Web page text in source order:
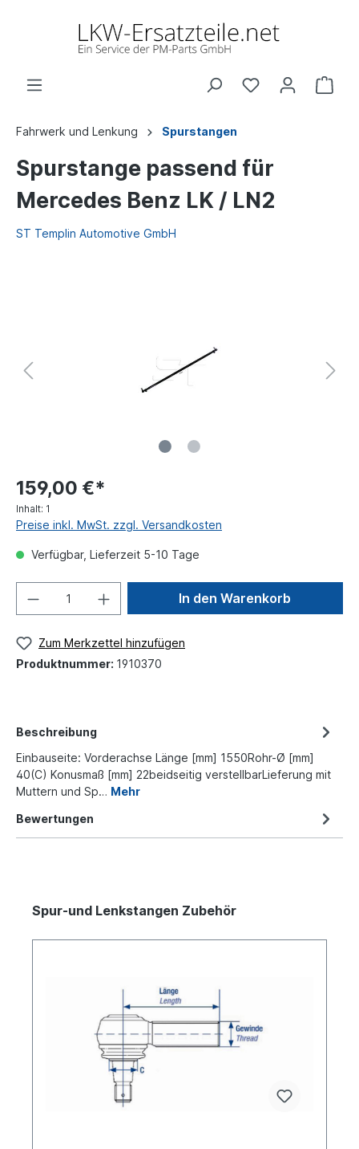
Fahrwerk und Lenkung Spurstangen
Spurstange passend für
Mercedes Benz LK / LN2
ST Templin Automotive GmbH
159,00 €*
Inhalt: 1
Preise inkl. MwSt. zzgl. Versandkosten
Verfügbar, Lieferzeit 5-10 Tage
In den Warenkorb
Zum Merkzettel hinzufügen
Produktnummer: 1910370
Beschreibung
Einbauseite: Vorderachse Länge [mm] 1550Rohr-Ø [mm]
40(C) Konusmaß [mm] 22beidseitig verstellbarLieferung mit
Muttern und Sp… Mehr
Bewertungen
Spur-und Lenkstangen Zubehör